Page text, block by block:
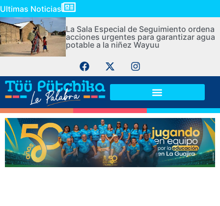
Ultimas Noticias
La Sala Especial de Seguimiento ordena
acciones urgentes para garantizar agua
potable a la niñez Wayuu